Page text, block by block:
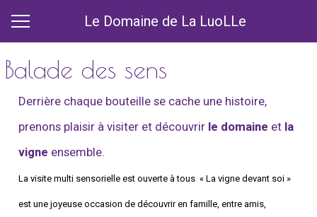
Le Domaine de La LuoLLe
Balade des sens
Derrière chaque bouteille se cache une histoire,
prenons plaisir à visiter et découvrir le domaine et la
vigne ensemble.
La visite multi sensorielle est ouverte à tous « La vigne devant soi »
est une joyeuse occasion de découvrir en famille, entre amis,